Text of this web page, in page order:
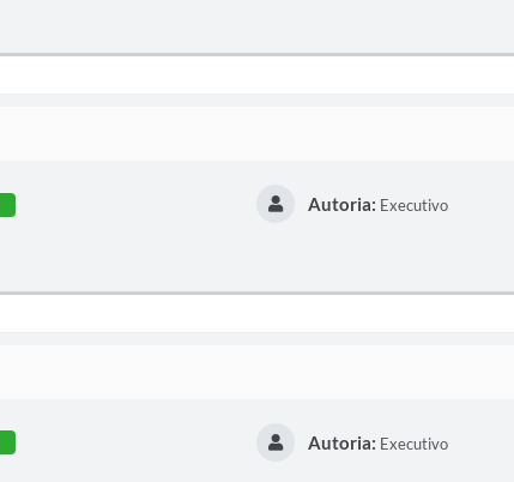
Autoria: Executivo
Autoria: Executivo